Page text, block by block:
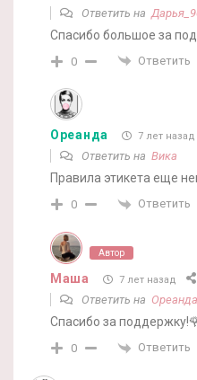
Ответить на
Спасибо большое за
0 Ответить
Ореанда 7 лет назад
Ответить на Вика
Правила этикета еще
0 Ответить
Автор
Маша 7 лет назад
Ответить на Ореанда
Спасибо за
0 Ответить